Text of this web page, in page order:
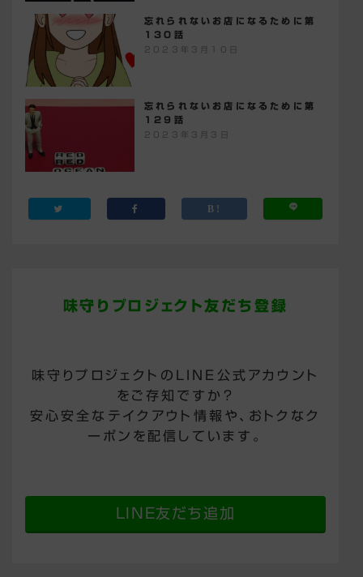
忘れられないお店になるために第
130話
2023年3月10日
忘れられないお店になるために第
129話
2023年3月3日
味守りプロジェクト友だち登録
味守りプロジェクトのLINE公式アカウント
をご存知ですか？
安心安全なテイクアウト情報や、おトクなク
ーポンを配信しています。
LINE友だち追加